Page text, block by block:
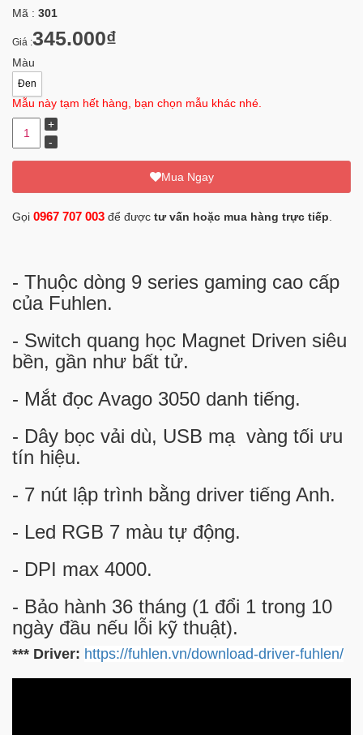
Mã : 301
Giá :345.000₫
Màu
Đen
Mẫu này tạm hết hàng, bạn chọn mẫu khác nhé.
Mua Ngay
Gọi 0967 707 003 để được tư vấn hoặc mua hàng trực tiếp
- Thuộc dòng 9 series gaming cao cấp
của Fuhlen.
- Switch quang học Magnet Driven siêu
bền, gần như bất tử.
- Mắt đọc Avago 3050 danh tiếng.
- Dây bọc vải dù, USB mạ vàng tối ưu
tín hiệu.
- 7 nút lập trình bằng driver tiếng Anh.
- Led RGB 7 màu tự động.
- DPI max 4000.
- Bảo hành 36 tháng (1 đổi 1 trong 10
ngày đầu nếu lỗi kỹ thuật).
*** Driver: https://fuhlen.vn/download-driver-fuhlen/